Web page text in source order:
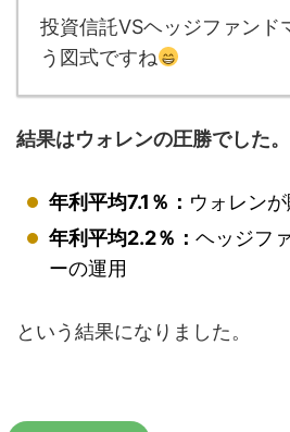
投資信託VSヘッジファンド
う図式ですね
結果はウォレンの圧勝でした。
年利平均7.1％： ウォレン
年利平均2.2％： ヘッジフ
ーの運用
という結果になりました。